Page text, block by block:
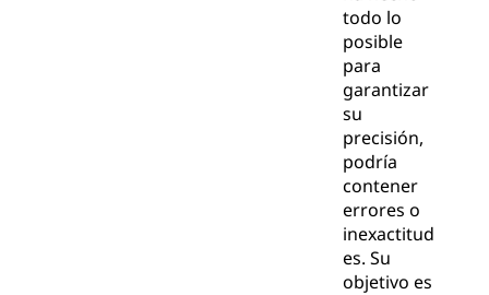
todo lo
posible
para
garantizar
su
precisión,
podría
contener
errores o
inexactitud
es. Su
objetivo es